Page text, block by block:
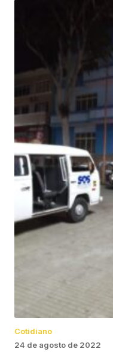
Cotidiano
24 de agosto de 2022